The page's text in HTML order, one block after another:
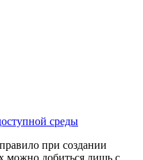
среды
при создании